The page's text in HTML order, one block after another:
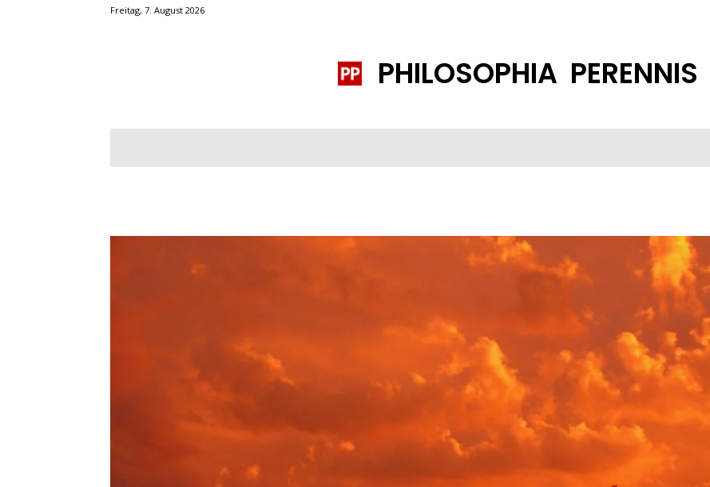
Freitag, 7. August 2026
PHILOSOPHIA PERENNIS